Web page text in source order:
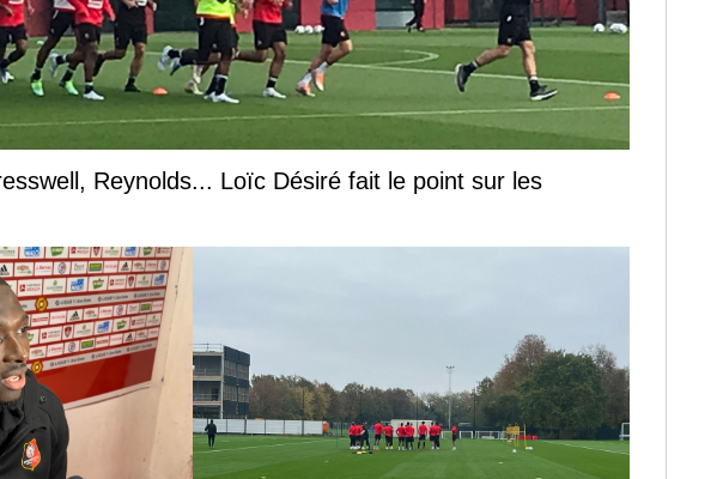
Reynolds... Loïc Désiré fait le point sur les